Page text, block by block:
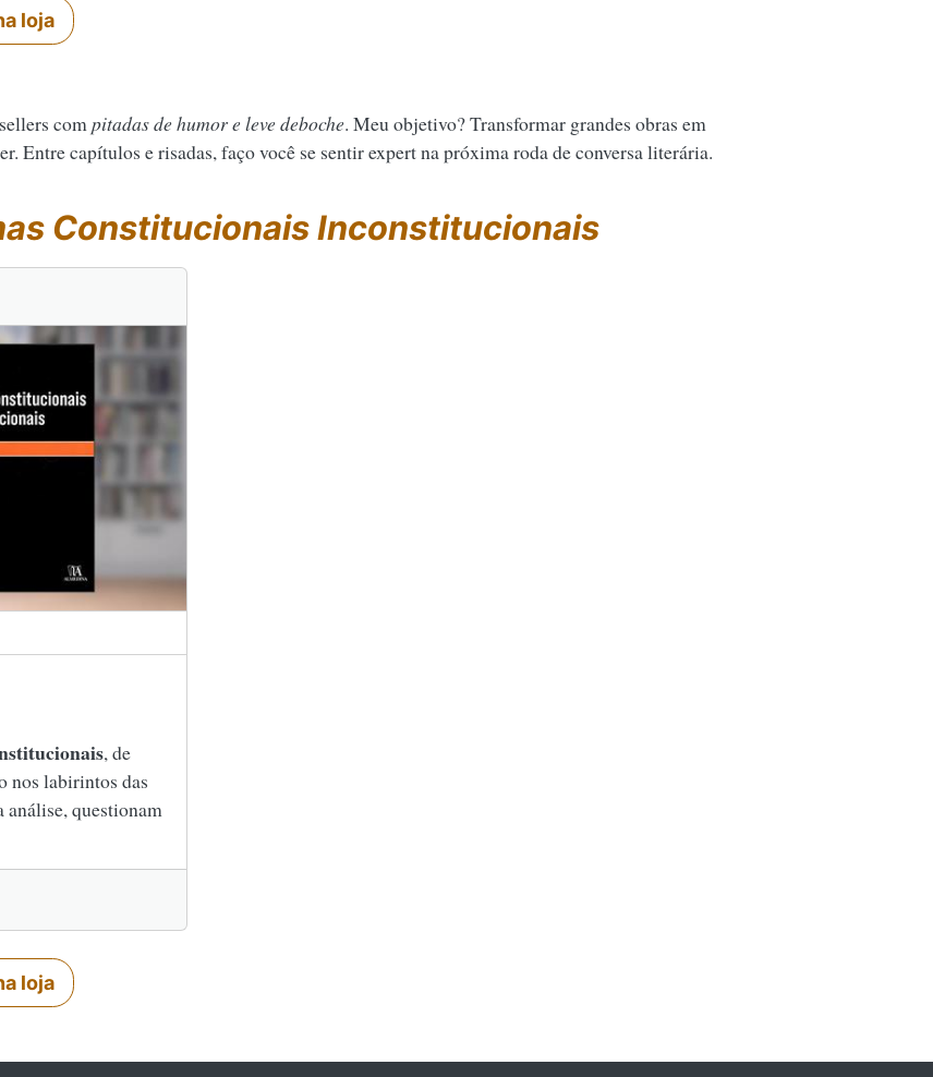
loja
compitadas de humor e leve deboche. Meu objetivo? Transformar grandes obras em
Entre capítulos e risadas, faço você se sentir expert na próxima roda de conversa literária.
Constitucionais Inconstitucionais
, de
nos labirintos das
análise, questionam
loja